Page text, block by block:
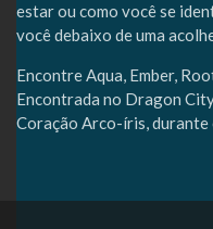
estar ou como você se
você debaixo de uma
Encontre Aqua, Ember,
Encontrada no Dragon
Coração Arco-íris, durante